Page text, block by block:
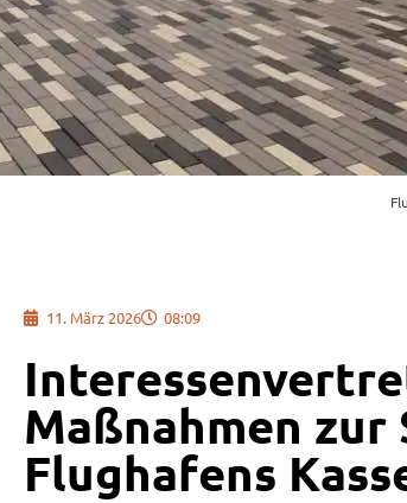
11. März 2026 08:09
Maßnahmen zur
Flughafens